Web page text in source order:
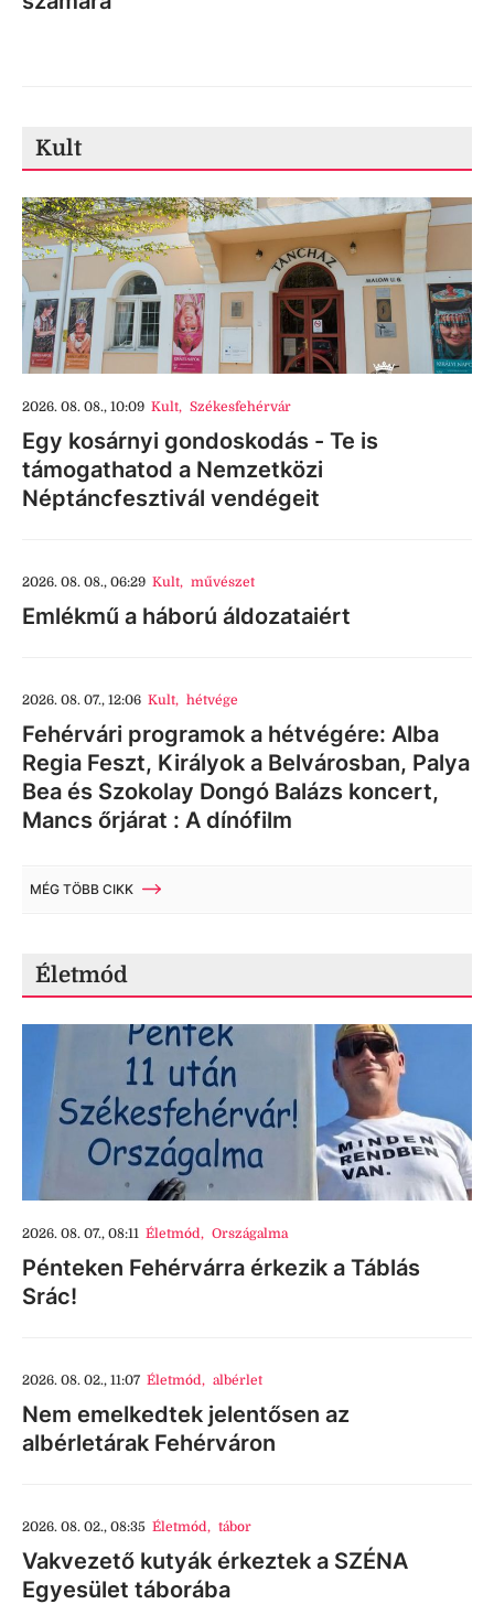
Kult
2026. 08. 08., 10:09 Kult, Székesfehérvár
Egy kosárnyi gondoskodás - Te is
támogathatod a Nemzetközi
Néptáncfesztivál vendégeit
2026. 08. 08., 06:29 Kult, művészet
Emlékmű a háború áldozataiért
2026. 08. 07., 12:06 Kult, hétvége
Fehérvári programok a hétvégére: Alba
Regia Feszt, Királyok a Belvárosban, Palya
Bea és Szokolay Dongó Balázs koncert,
Mancs őrjárat : A dínófilm
MÉG TÖBB CIKK
Életmód
2026. 08. 07., 08:11 Életmód, Országalma
Pénteken Fehérvárra érkezik a Táblás
Srác!
2026. 08. 02., 11:07 Életmód, albérlet
Nem emelkedtek jelentősen az
albérletárak Fehérváron
2026. 08. 02., 08:35 Életmód, tábor
Vakvezető kutyák érkeztek a SZÉNA
Egyesület táborába